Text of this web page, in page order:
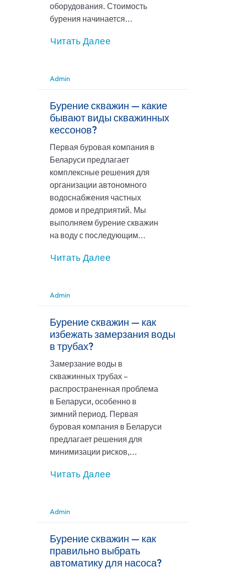
оборудования. Стоимость
бурения начинается...
Читать Далее
Admin
Бурение скважин — какие
бывают виды скважинных
кессонов?
Первая буровая компания в
Беларуси предлагает
комплексные решения для
организации автономного
водоснабжения частных
домов и предприятий. Мы
выполняем бурение скважин
на воду с последующим...
Читать Далее
Admin
Бурение скважин — как
избежать замерзания воды
в трубах?
Замерзание воды в
скважинных трубах –
распространенная проблема
в Беларуси, особенно в
зимний период. Первая
буровая компания в Беларуси
предлагает решения для
минимизации рисков,...
Читать Далее
Admin
Бурение скважин — как
правильно выбрать
автоматику для насоса?